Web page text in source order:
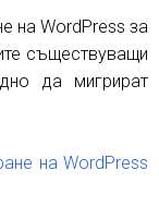
на WordPress за
съществуващи
да мигрират
на WordPress